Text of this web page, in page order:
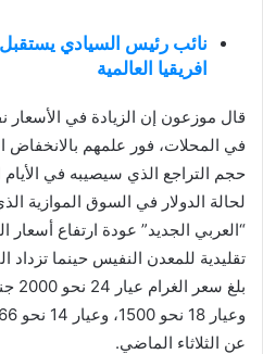
نائب رئيس السيادي
افريقيا العالمية
قال موزعون إن الزيادة في الأسعار
في المحلات، فور علمهم بالانخفاض
حجم التراجع الذي سيصيبه في الأيام
“العربي الجديد” عودة ارتفاع أسعار
تقليدية للمعدن النفيس حينما تزداد
عن الثلاثاء الماضي.